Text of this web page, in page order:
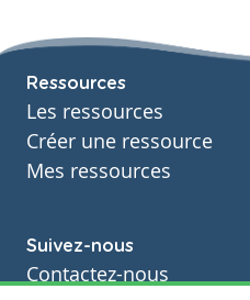
Ressources
Les ressources
Créer une ressource
Mes ressources
Suivez-nous
Contactez-nous